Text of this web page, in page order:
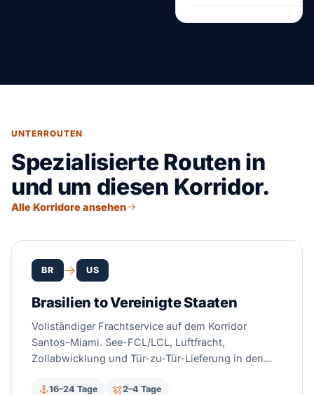
UNTERROUTEN
Spezialisierte Routen in
und um diesen Korridor.
Alle Korridore ansehen
BR US
Brasilien to Vereinigte Staaten
Vollständiger Frachtservice auf dem Korridor
Santos–Miami. See-FCL/LCL, Luftfracht,
Zollabwicklung und Tür-zu-Tür-Lieferung in den
16–24 Tage 2–4 Tage